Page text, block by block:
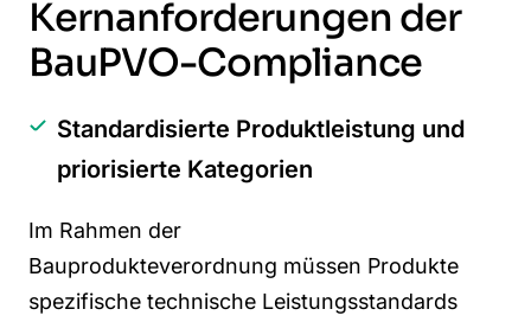
Kernanforderungen der
BauPVO-Compliance
Standardisierte Produktleistung und
priorisierte Kategorien
Im Rahmen der
Bauprodukteverordnung müssen Produkte
spezifische technische Leistungsstandards